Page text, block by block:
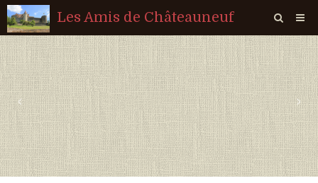
Les Amis de Châteauneuf
Page d'accueil
Livre d'or
Agenda
Quiz
Vidéos
‹ ›